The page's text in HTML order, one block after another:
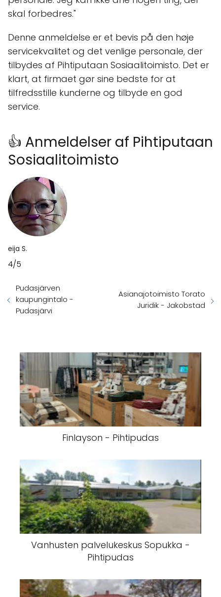
skal forbedres."
Denne anmeldelse er et bevis på den høje
servicekvalitet og det venlige personale, der
tilbydes af Pihtiputaan Sosiaalitoimisto. Det er
klart, at firmaet gør sine bedste for at
tilfredsstille kunderne og tilbyde en god
service.
👍 Anmeldelser af Pihtiputaan
Sosiaalitoimisto
eija S.
4/5
Pudasjärven
kaupungintalo -
Pudasjärvi
Asianajotoimisto Torato
Juridik - Jakobstad
Finlayson - Pihtipudas
Vanhusten palvelukeskus Sopukka -
Pihtipudas